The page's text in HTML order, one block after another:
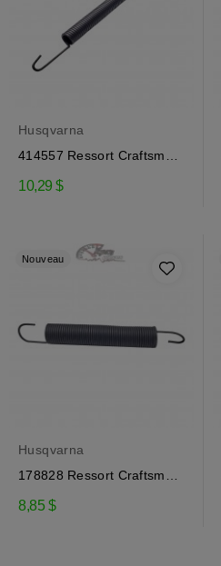
Husqvarna
414557 Ressort Craftsman,
10,29 $
Nouveau
Husqvarna
178828 Ressort Craftsman,
8,85 $